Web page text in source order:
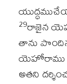
29రాజైన
తాను
యెహోరాము
అతని